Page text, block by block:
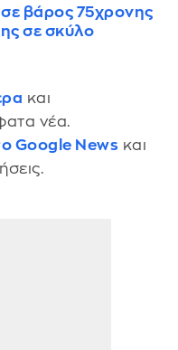
βάρος 75χρονης
σε σκύλο
και
νέα.
Google News και